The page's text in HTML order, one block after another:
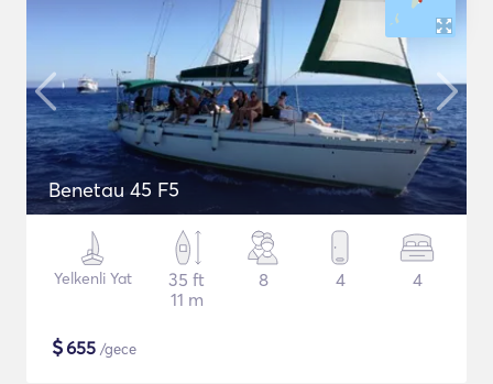
Benetau 45 F5
Yelkenli Yat
35 ft
11 m
8 4 4
$655 /gece